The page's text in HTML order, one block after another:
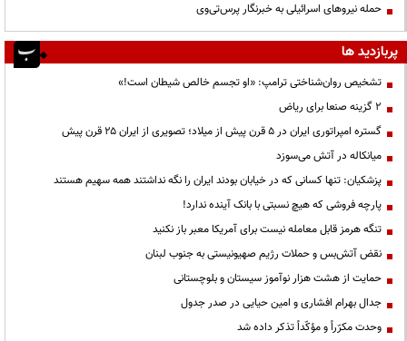
حمله نیروهای اسرائیلی به خبرنگار پرس‌تی‌وی
پربازدید ها
تشخیص روان‌شناختی ترامپ: «او تجسم خالص شیطان است!»
۲ گزینه صنعا برای ریاض
گستره امپراتوری ایران در ۵ قرن پیش از میلاد؛ تصویری از ایران ۲۵ قرن پیش
میانکاله در آتش می‌سوزد
پزشکیان: تنها کسانی که در خیابان بودند ایران را نگه نداشتند همه سهیم هستند
پارچه فروشی که هیچ نسبتی با بانک آینده ندارد!
تنگه هرمز قابل معامله نیست برای آمریکا معبر باز نکنید
نقض آتش‌بس و حملات رژیم صهیونیستی به جنوب لبنان
حمایت از هشت هزار نوآموز سیستان و بلوچستانی
جدال بهرام افشاری و امین حیایی در صدر جدول
وحدت مکرّراً و مؤکّداً تذکر داده شد